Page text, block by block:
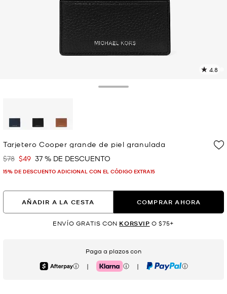
4.8
Tarjetero Cooper grande de piel granulada
Era
$78 Ahora
$49 37 % DE DESCUENTO
15% DE DESCUENTO ADICIONAL CON EL CÓDIGO EXTRA15
AÑADIR A LA CESTA COMPRAR AHORA
ENVÍO GRATIS CON KORSVIP O $75+
Paga a plazos con
Afterpay | Klarna | PayPal